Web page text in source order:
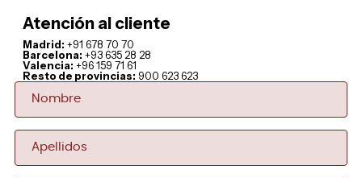
Atención al cliente
Madrid: +91 678 70 70
Barcelona: +93 635 28 28
Valencia: +96 159 71 61
Resto de provincias: 900 623 623